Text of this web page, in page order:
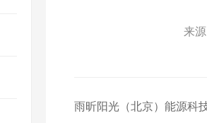
来
雨昕阳光（北京）能源科